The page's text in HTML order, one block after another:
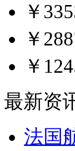
￥
￥
￥
最新资
法国